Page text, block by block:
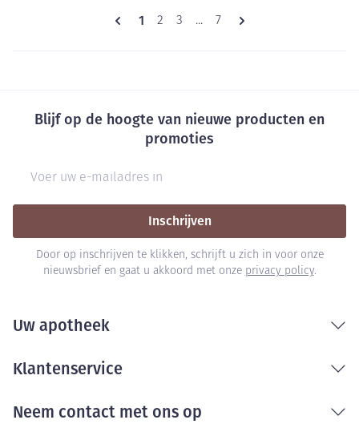
Pagina's
U lees momenteel pagina
1 Pagina
2 Pagina
3 ... Pagina
7
Blijf op de hoogte van nieuwe producten en
promoties
Inschrijven
Door op inschrijven te klikken, schrijft u zich in voor onze
nieuwsbrief en gaat u akkoord met onze privacy policy.
Uw apotheek
Klantenservice
Neem contact met ons op